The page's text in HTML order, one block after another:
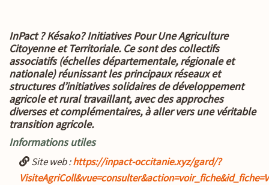
InPact ? Késako? Initiatives Pour Une Agriculture
Citoyenne et Territoriale. Ce sont des collectifs
associatifs (échelles départementale, régionale et
nationale) réunissant les principaux réseaux et
structures d’initiatives solidaires de développement
agricole et rural travaillant, avec des approches
diverses et complémentaires, à aller vers une véritable
transition agricole.
Informations utiles
Site web :https://inpact-occitanie.xyz/gard/?